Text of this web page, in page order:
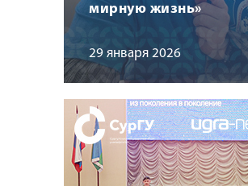
мирную жизнь»
29 января 2026